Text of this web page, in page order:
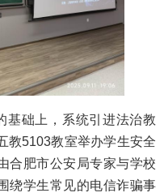
基础上，系统引进法治教
教5103教室举办学生安全
合肥市公安局专家与学校
绕学生常见的电信诈骗事